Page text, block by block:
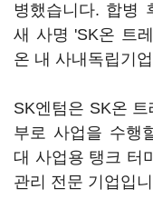
병했습니다. 합병
새 사명 'SK온 트
온 내 사내독립기
SK엔텀은 SK온
부로 사업을 수행
대 사업용 탱크 터
관리 전문 기업입